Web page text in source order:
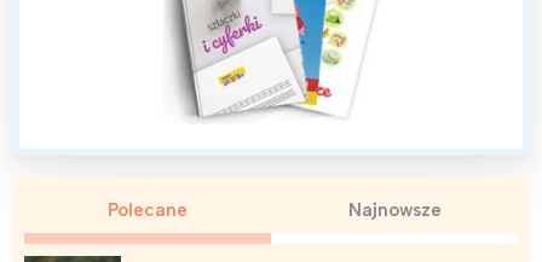
Polecane Najnowsze